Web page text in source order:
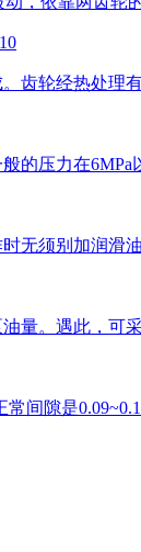
齿轮经热处理
的压力在
无须别加润滑
量。遇此，可
间隙是